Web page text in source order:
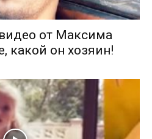
от Максима
какой он хозяин!